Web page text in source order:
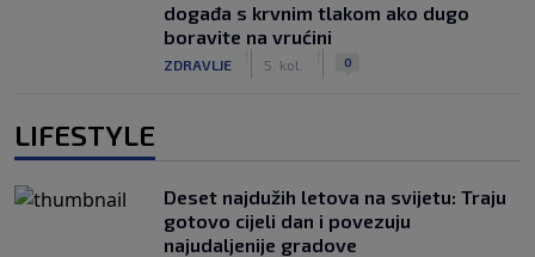
događa s krvnim tlakom ako dugo
boravite na vrućini
ZDRAVLJE 5. kol. 0
LIFESTYLE
Deset najdužih letova na svijetu: Traju
gotovo cijeli dan i povezuju
najudaljenije gradove